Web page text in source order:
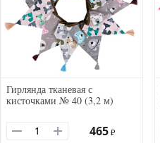
Гирлянда тканевая с
кисточками № 40 (3,2 м)
465 ₽